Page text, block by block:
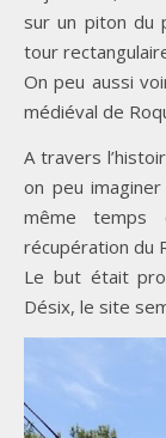
sur un piton du
tour
On peu aussi
médiéval de
A travers
on peu
même temps
récupération du
Le but était
Désix, le site